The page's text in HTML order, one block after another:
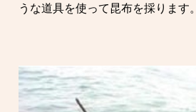
うな道具を使って昆布を採ります。